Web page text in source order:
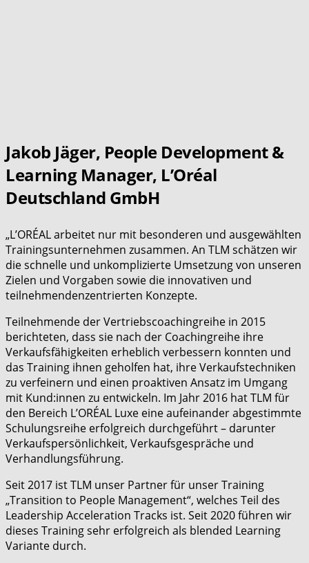
Jakob Jäger, People Development &
Learning Manager, L’Oréal
Deutschland GmbH
„L’ORÉAL arbeitet nur mit besonderen und ausgewählten
Trainingsunternehmen zusammen. An TLM schätzen wir
die schnelle und unkomplizierte Umsetzung von unseren
Zielen und Vorgaben sowie die innovativen und
teilnehmendenzentrierten Konzepte.
Teilnehmende der Vertriebscoachingreihe in 2015
berichteten, dass sie nach der Coachingreihe ihre
Verkaufsfähigkeiten erheblich verbessern konnten und
das Training ihnen geholfen hat, ihre Verkaufstechniken
zu verfeinern und einen proaktiven Ansatz im Umgang
mit Kund:innen zu entwickeln. Im Jahr 2016 hat TLM für
den Bereich L’ORÉAL Luxe eine aufeinander abgestimmte
Schulungsreihe erfolgreich durchgeführt – darunter
Verkaufspersönlichkeit, Verkaufsgespräche und
Verhandlungsführung.
Seit 2017 ist TLM unser Partner für unser Training
„Transition to People Management“, welches Teil des
Leadership Acceleration Tracks ist. Seit 2020 führen wir
dieses Training sehr erfolgreich als blended Learning
Variante durch.